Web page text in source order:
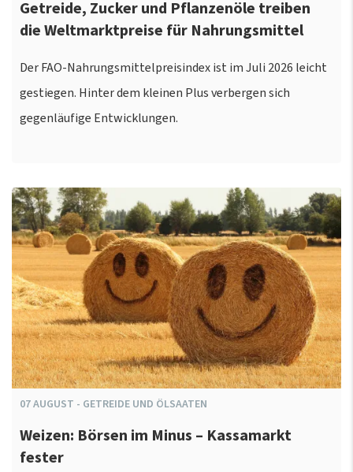
Getreide, Zucker und Pflanzenöle treiben
die Weltmarktpreise für Nahrungsmittel
Der FAO-Nahrungsmittelpreisindex ist im Juli 2026 leicht
gestiegen. Hinter dem kleinen Plus verbergen sich
gegenläufige Entwicklungen.
07AUGUST - GETREIDE UND ÖLSAATEN
Weizen: Börsen im Minus – Kassamarkt
fester